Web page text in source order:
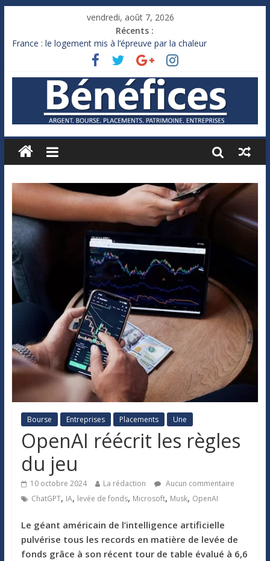
vendredi, août 7, 2026
Récents :
France : le logement mis à l’épreuve par la chaleur
Des milliards de dollars de droits de douane déjà remboursés
Royaume-Uni : Andy Burnham recule sur l’impôt
Xavier Niel, le milliardaire qui ne touche presque rien
Ruée des fortunes russes vers l’étranger
Bourse Entreprises Placements Une
OpenAI réécrit les règles
du jeu
10 octobre 2024 La rédaction
Aucun commentaire
ChatGPT, IA, levée de fonds, Microsoft, Musk, OpenAI
Le géant américain de l’intelligence artificielle
pulvérise tous les records en matière de levée de
fonds grâce à son récent tour de table évalué à 6,6